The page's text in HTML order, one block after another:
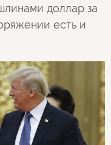
доллар за
есть и